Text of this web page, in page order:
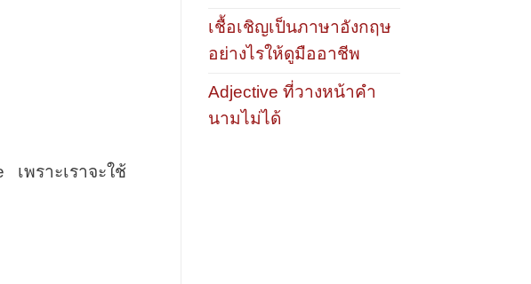
เพราะเราจะใช้
เชื้อเชิญเป็นภาษาอังกฤษ
อย่างไรให้ดูมืออาชีพ
Adjective ที่วางหน้าคำ
นามไม่ได้